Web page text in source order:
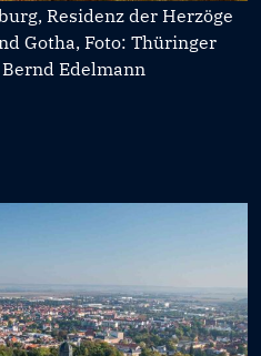
Residenz der Herzöge
Gotha, Foto: Thüringer
Edelmann